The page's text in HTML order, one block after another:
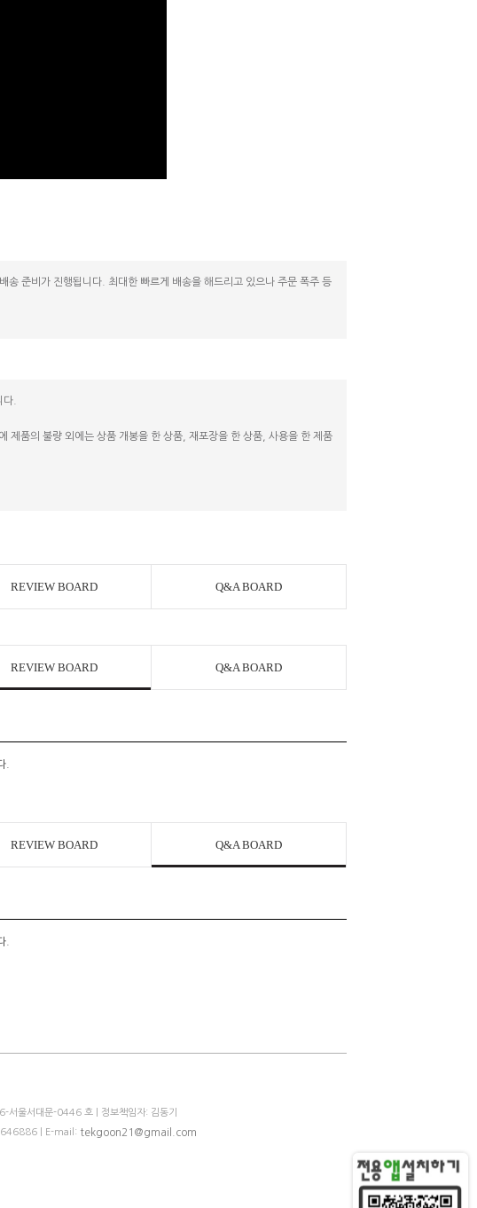
준비가 진행됩니다. 최대한 빠르게 배송을 해드리고 있으나 주문 폭주 등
.
제품의 불량 외에는 상품 개봉을 한 상품, 재포장을 한 상품, 사용을 한 제품
REVIEW BOARD Q&A BOARD
REVIEW BOARD Q&A BOARD
.
REVIEW BOARD Q&A BOARD
.
서울서대문-0446 호 | 정보책임자: 김동기
| E-mail: tekgoon21@gmail.com